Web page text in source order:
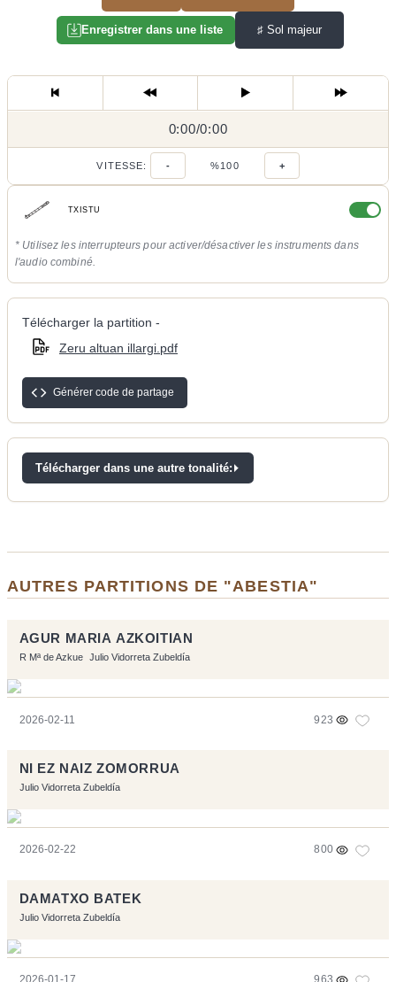
Enregistrer dans une liste ♯ Sol majeur
0:00/
0:00/0:00
VITESSE: - %100 +
TXISTU
* Utilisez les interrupteurs pour activer/désactiver les instruments dans
l'audio combiné.
Télécharger la partition -
Zeru altuan illargi.pdf
Générer code de partage
Télécharger dans une autre tonalité:
AUTRES PARTITIONS DE "ABESTIA"
AGUR MARIA AZKOITIAN
R Mª de Azkue Julio Vidorreta Zubeldía
2026-02-11 923
NI EZ NAIZ ZOMORRUA
Julio Vidorreta Zubeldía
2026-02-22 800
DAMATXO BATEK
Julio Vidorreta Zubeldía
2026-01-17 963